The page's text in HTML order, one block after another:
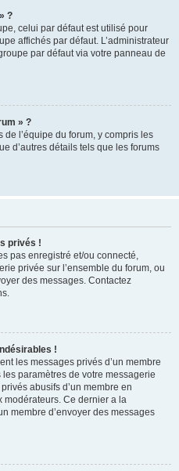
?
celui par défaut est utilisé pour
affichés par défaut. L’administrateur
par défaut via votre panneau de
» ?
l’équipe du forum, y compris les
d’autres détails tels que les forums
privés !
pas enregistré et/ou connecté,
privée sur l’ensemble du forum, ou
des messages. Contactez
!
les messages privés d’un membre
paramètres de votre messagerie
abusifs d’un membre en
modérateurs. Ce dernier a la
membre d’envoyer des messages